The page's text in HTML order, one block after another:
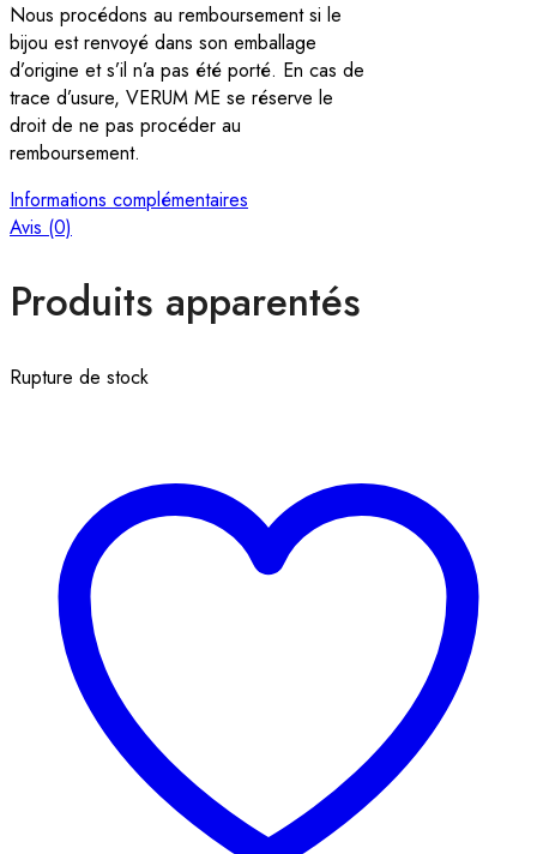
Nous procédons au remboursement si le
bijou est renvoyé dans son emballage
d’origine et s’il n’a pas été porté. En cas de
trace d’usure, VERUM ME se réserve le
droit de ne pas procéder au
remboursement.
Informations complémentaires
Avis (0)
Produits apparentés
Rupture de stock